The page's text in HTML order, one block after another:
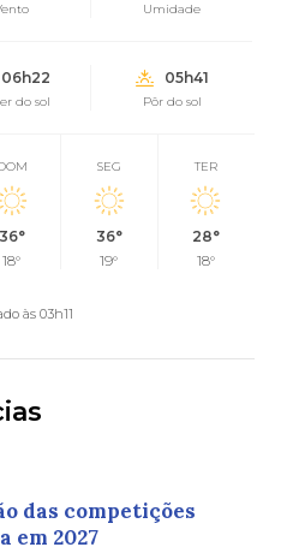
Umidade
06h22
do sol
05h41
Pôr do sol
36°
18°
SEG
36°
19°
TER
28°
18°
às 03h11
das competições
em 2027